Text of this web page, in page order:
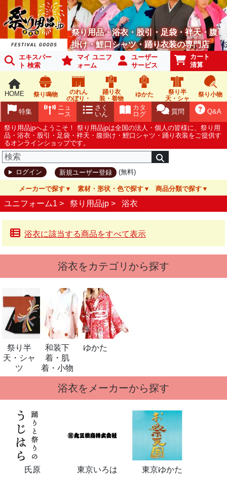
祭り用品・浴衣・股引・足袋・袢天・腹
掛け・鯉口シャツ・踊り衣装の専門店
エキスパー
ト 検索
マイ ユニフ
ォーム
ユーザー
サービス
カート
清算
HOME 祭り鳴物
のれん
のぼり・
踊り衣
装・着物
ゆかた
祭り半
天・シャ
祭り小物
Q&A
質問
カタ
ログ
さく
いん
ニュ
ース
特集
祭り用品jpへようこそ！ 祭り用品jpは全国の法人・個人の皆様に、祭り用
品・浴衣・股引・足袋・袢天・腹掛け・鯉口シャツ・踊り衣装をご提供す
るオンラインショップです。
ログイン 新規ユーザー登録 (無料)
メーカーで探す 素材・形状・色で探す 商品分類で探す
ユニフォーム1 > 祭り用品jp > 浴衣
浴衣に該当する商品をすべて表示
浴衣をカテゴリから探す
祭り半
天・シャ
ツ
和装下
着・肌
着・小物
ゆかた
浴衣をメーカーから探す
氏原 東京いろは 東京ゆかた